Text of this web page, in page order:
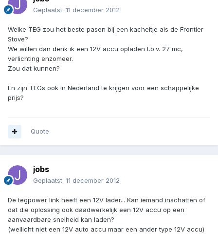
Geplaatst: 11 december 2012
Welke TEG zou het beste pasen bij een kacheltje als de Frontier
Stove?
We willen dan denk ik een 12V accu opladen t.b.v. 27 mc,
verlichting enzomeer.
Zou dat kunnen?
En zijn TEGs ook in Nederland te krijgen voor een schappelijke
prijs?
Quote
jobs
Geplaatst: 11 december 2012
De tegpower link heeft een 12V lader... Kan iemand inschatten of
dat die oplossing ook daadwerkelijk een 12V accu op een
aanvaardbare snelheid kan laden?
(wellicht niet een 12V auto accu maar een ander type 12V accu)